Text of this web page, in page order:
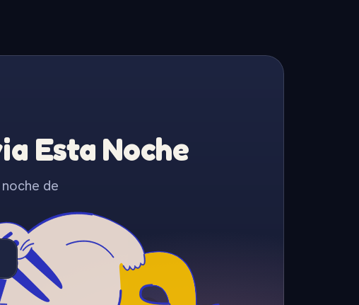
Esta Noche
de